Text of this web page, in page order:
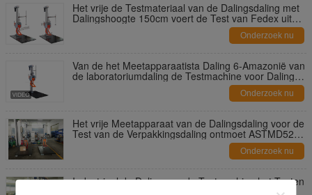
Het vrije de Testmateriaal van de Dalingsdaling met
Dalingshoogte 150cm voert de Test van Fedex uit
Onderzoek nu
Van de het Meetapparaatista Daling 6-Amazonië van
de laboratoriumdaling de Testmachine voor Daling
Onderzoek nu
Het vrije Meetapparaat van de Dalingsdaling voor de
Test van de Verpakkingsdaling ontmoet ASTMD5276
Onderzoek nu
Industrieel de Daling van de Testmachine het Testen
Materiaal voor Pakket het Testen met ISTA-Norm